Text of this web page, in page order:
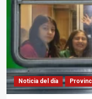
Noticia del día